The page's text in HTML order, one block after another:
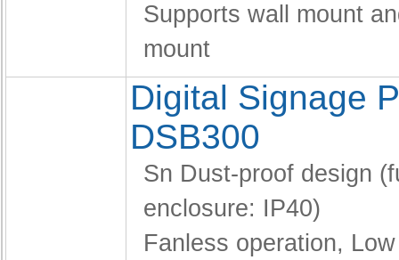
Supports wall mount
mount
Digital Signage
DSB300
Sn Dust-proof design
enclosure: IP40)
Fanless operation,